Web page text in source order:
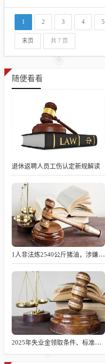
1 2 3 4 5
末页 共 7 页
随便看看
退休返聘人员工伤认定新规解读
1人非法炼2540公斤猪油，涉嫌何罪？
2025年失业金领取条件、标准及发放时长解析